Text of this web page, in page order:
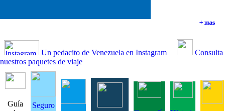
+ mas
+ mas
+ mas
+ mas
Un pedacito de Venezuela en Instagram
Consulta
nuestros paquetes de viaje
Guía
Seguro